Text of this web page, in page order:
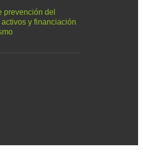
prevención del
activos y financiación